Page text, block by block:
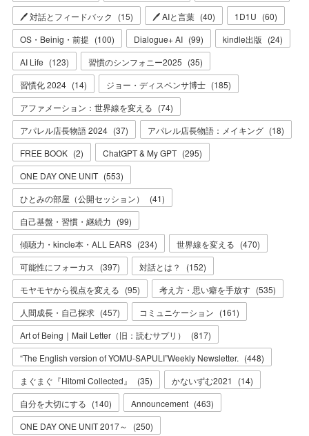
🖊 対話とフィードバック
(15) 🖊 AIと言葉 (40) 1D1U (60)
OS・Beinig・前提 (100) Dialogue+ AI (99) kindle出版 (24)
AI Life (123) 習慣のシンフォニー2025 (35)
習慣化 2024 (14) ジョー・ディスペンサ博士 (185)
アファメーション：世界線を変える (74)
アパレル店長物語 2024 (37) アパレル店長物語：メイキング (18)
FREE BOOK (2) ChatGPT & My GPT (295)
ONE DAY ONE UNIT (553)
ひとみの部屋（公開セッション）
(41)
自己基盤・習慣・継続力 (99)
傾聴力・kincle本・ALL EARS (234) 世界線を変える (470)
可能性にフォーカス
(397) 対話とは？ (152)
モヤモヤから視点を変える (95) 考え方・思い癖を手放す (535)
人間成長・自己探求 (457) コミュニケーション (161)
Art of Being｜Mail Letter（旧：読むサプリ）
(817)
“The English version of YOMU-SAPULI”Weekly Newsletter. (448)
まぐまぐ『Hitomi Collected』
(35) かないずむ2021 (14)
自分を大切にする (140) Announcement (463)
ONE DAY ONE UNIT 2017～
(250)